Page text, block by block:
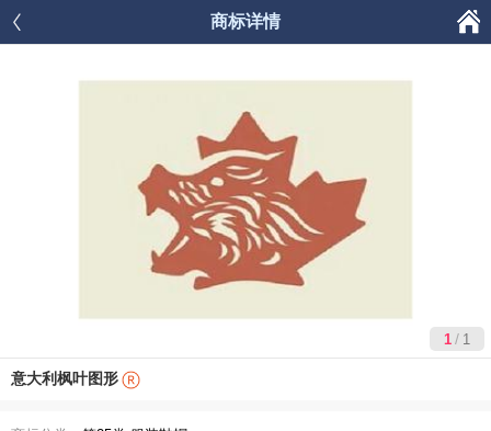
 商标详情
1 / 1
意大利枫叶图形